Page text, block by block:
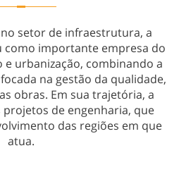
setor de infraestrutura, a
como importante empresa do
urbanização, combinando a
na gestão da qualidade,
obras. Em sua trajetória, a
projetos de engenharia, que
das regiões em que
atua.